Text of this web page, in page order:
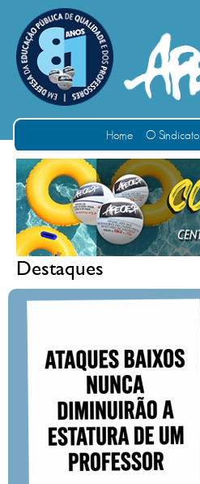
Home O Sindicato
Destaques